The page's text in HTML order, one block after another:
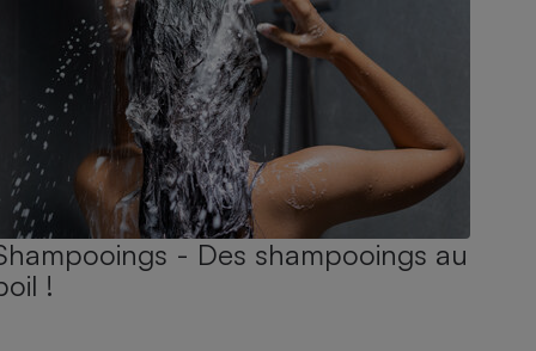
- Des shampooings au
!